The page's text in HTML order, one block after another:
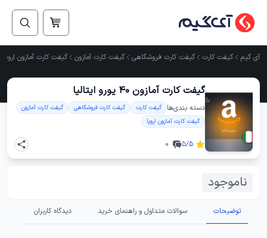
آی گیم گیفت کارت گیفت کارت فروشگاهی گیفت کارت آمازون گیفت کارت آمازون اروپا
گیفت کارت آمازون 40 یورو ایتالیا
دسته ‌بندی‌ها گیفت کارت گیفت کارت فروشگاهی
گیفت کارت آمازون
گیفت کارت آمازون اروپا
5
/5
0
ناموجود
توضیحات سوالات متداول و راهنمای خرید دیدگاه کاربران